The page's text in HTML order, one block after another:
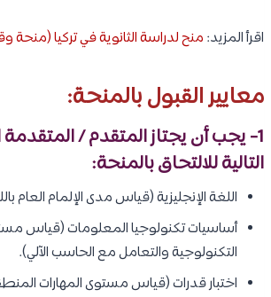
اقرأ المزيد: منح لدراسة الثانوية في تركيا (منحة
معايير القبول بالمنحة:
1- يجب أن يجتاز المتقدم / المتقدمة
التالية للالتحاق بالمنحة:
اللغة الإنجليزية (قياس مدى الإلمام العام
أساسيات تكنولوجيا المعلومات (قياس
التكنولوجية والتعامل مع الحاسب الآلي).
اختبار قدرات (قياس مستوى المهارات